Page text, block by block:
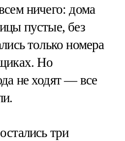
ничего: дома
пустые, без
только номера
Но
не ходят — все
три